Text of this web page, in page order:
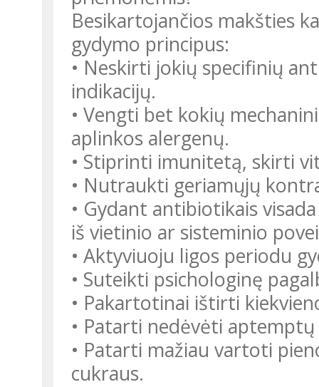
Besikartojančios makšties
gydymo principus:
• Neskirti jokių specifinių
indikacijų.
• Vengti bet kokių
aplinkos alergenų.
• Stiprinti imunitetą, skirti
• Nutraukti geriamųjų
• Gydant antibiotikais
iš vietinio ar sisteminio
• Aktyviuoju ligos periodu
• Suteikti psichologinę
• Pakartotinai ištirti
• Patarti nedėvėti
• Patarti mažiau vartoti
cukraus.